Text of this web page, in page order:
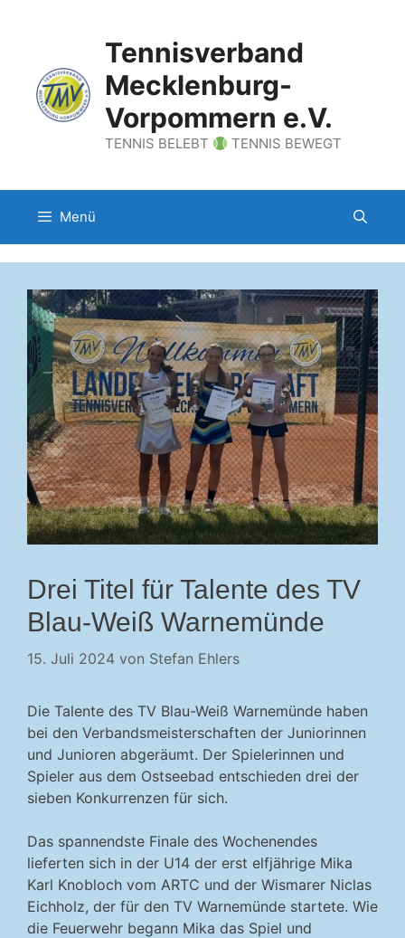
Tennisverband
Mecklenburg-
Vorpommern e.V.
TENNIS BELEBT TENNIS BEWEGT
Menü
Drei Titel für Talente des TV
Blau-Weiß Warnemünde
15. Juli 2024 von Stefan Ehlers
Die Talente des TV Blau-Weiß Warnemünde haben
bei den Verbandsmeisterschaften der Juniorinnen
und Junioren abgeräumt. Der Spielerinnen und
Spieler aus dem Ostseebad entschieden drei der
sieben Konkurrenzen für sich.
Das spannendste Finale des Wochenendes
lieferten sich in der U14 der erst elfjährige Mika
Karl Knobloch vom ARTC und der Wismarer Niclas
Eichholz, der für den TV Warnemünde startete. Wie
die Feuerwehr begann Mika das Spiel und